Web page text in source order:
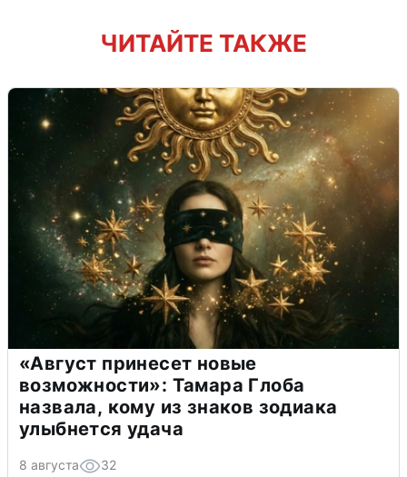
ЧИТАЙТЕ ТАКЖЕ
«Август принесет новые
возможности»: Тамара Глоба
назвала, кому из знаков зодиака
улыбнется удача
8 августа 32